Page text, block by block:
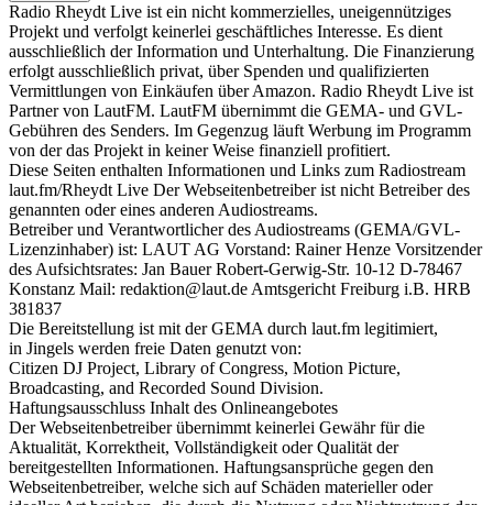
Radio Rheydt Live ist ein nicht kommerzielles, uneigennütziges
Projekt und verfolgt keinerlei geschäftliches Interesse. Es dient
ausschließlich der Information und Unterhaltung. Die Finanzierung
erfolgt ausschließlich privat, über Spenden und qualifizierten
Vermittlungen von Einkäufen über Amazon. Radio Rheydt Live ist
Partner von LautFM. LautFM übernimmt die GEMA- und GVL-
Gebühren des Senders. Im Gegenzug läuft Werbung im Programm
von der das Projekt in keiner Weise finanziell profitiert.
Diese Seiten enthalten Informationen und Links zum Radiostream
laut.fm/Rheydt Live Der Webseitenbetreiber ist nicht Betreiber des
genannten oder eines anderen Audiostreams.
Betreiber und Verantwortlicher des Audiostreams (GEMA/GVL-
Lizenzinhaber) ist: LAUT AG Vorstand: Rainer Henze Vorsitzender
des Aufsichtsrates: Jan Bauer Robert-Gerwig-Str. 10-12 D-78467
Konstanz Mail: redaktion@laut.de Amtsgericht Freiburg i.B. HRB
381837
Die Bereitstellung ist mit der GEMA durch laut.fm legitimiert,
in Jingels werden freie Daten genutzt von:
Citizen DJ Project, Library of Congress, Motion Picture,
Broadcasting, and Recorded Sound Division.
Haftungsausschluss Inhalt des Onlineangebotes
Der Webseitenbetreiber übernimmt keinerlei Gewähr für die
Aktualität, Korrektheit, Vollständigkeit oder Qualität der
bereitgestellten Informationen. Haftungsansprüche gegen den
Webseitenbetreiber, welche sich auf Schäden materieller oder